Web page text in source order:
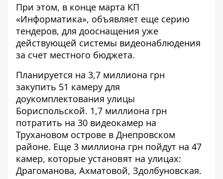
При этом, в конце марта КП
«Информатика», объявляет еще серию
тендеров, для дооснащения уже
действующей системы видеонаблюдения
за счет местного бюджета.
Планируется на 3,7 миллиона грн
закупить 51 камеру для
доукомплектования улицы
Бориспольской. 1,7 миллиона грн
потратить на 30 видеокамер на
Трухановом острове в Днепровском
районе. Еще 3 миллиона грн пойдут на 47
камер, которые установят на улицах:
Драгоманова, Ахматовой, Здолбуновская.